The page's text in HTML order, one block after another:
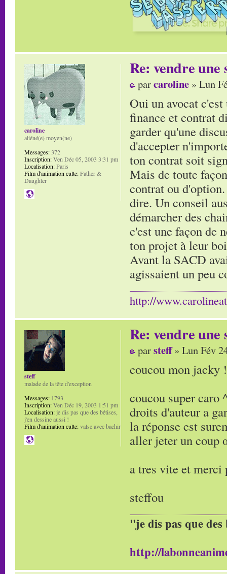
Re: vendre une
parcaroline » Lun
Oui un avocat
finance et contrat
garder qu'une
d'accepter
ton contrat soit
Mais de toute
contrat ou
dire. Un conseil
démarcher des
c'est une façon de
ton projet à leur
Avant la SACD
agissaient un peu
http://
caroline
aliéné(e) moyen(ne)
Messages:372
Inscription:Ven Déc 05, 2003 3:31 pm
Localisation:Paris
Film d'animation culte:Father &
Daughter
Re: vendre une
parsteff» Lun Fév
coucou mon jacky
coucou super caro
droits d'auteur a
la réponse est
aller jeter un coup
a tres vite et merci
steffou
"je dis pas que
http://
steff
malade de la tête d'exception
Messages: 1793
Inscription:Ven Déc 19, 2003 1:51 pm
Localisation: je dis pas que des bêtises,
j'en dessine aussi !
Film d'animation culte:valse avec bachir